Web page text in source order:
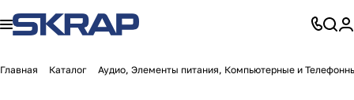
Главная Каталог Аудио, Элементы питания, Компьютерные и